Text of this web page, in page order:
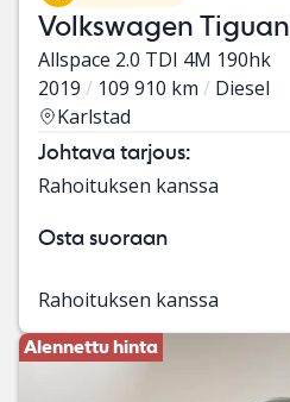
Volkswagen Tiguan
Allspace 2.0 TDI 4M 190hk
2019
109 910 km
Diesel
Karlstad
Johtava tarjous:
Rahoituksen kanssa
Osta suoraan
Rahoituksen kanssa
Alennettu hinta